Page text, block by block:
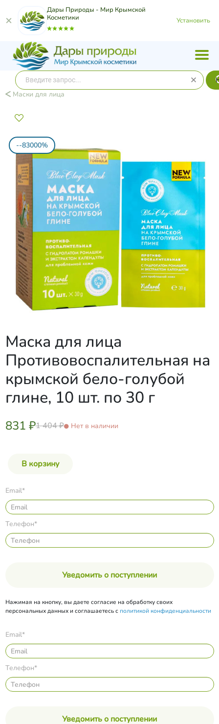
Дары Природы - Мир Крымской
Косметики
Установить
Маски для лица
--83000%
Маска для лица
Противовоспалительная на
крымской бело-голубой
глине, 10 шт. по 30 г
831 ₽1 404 ₽ Нет в наличии
Email*
Телефон*
Уведомить о поступлении
Нажимая на кнопку, вы даете согласие на обработку своих
персональных данных и соглашаетесь с политикой конфиденциальности
Email*
Телефон*
Уведомить о поступлении